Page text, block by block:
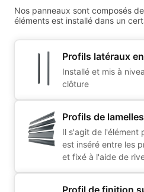
Nos panneaux sont composés
éléments est installé dans un
Profils latéraux
Installé et mis à
clôture
Profils de lamelles
Il s'agit de l'élément
est inséré entre les
et fixé à l'aide de
Profil de finition